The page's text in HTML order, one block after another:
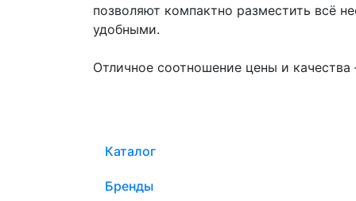
позволяют компактно разместить всё
удобными.
Отличное соотношение цены и качества
Каталог
Бренды